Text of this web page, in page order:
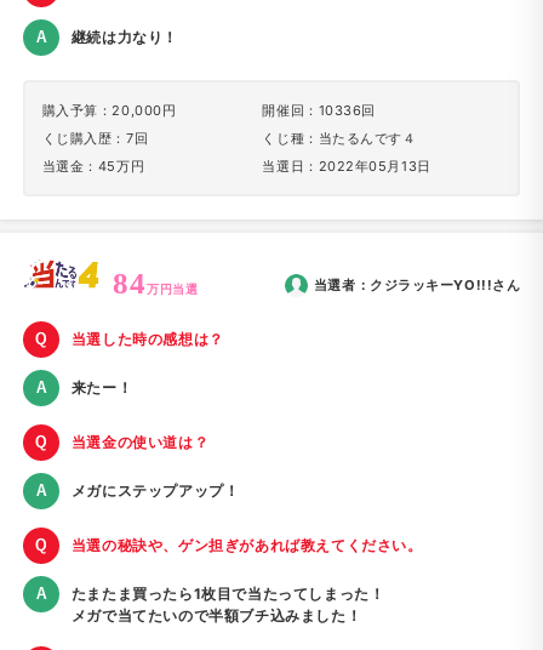
継続は力なり！
購入予算：20,000円
くじ購入歴：7回
当選金：45万円
開催回：10336回
くじ種：当たるんです４
当選日：2022年05月13日
84万円当選 当選者： クジラッキーYO!!!さん
当選した時の感想は？
来たー！
当選金の使い道は？
メガにステップアップ！
当選の秘訣や、ゲン担ぎがあれば教えてください。
たまたま買ったら1枚目で当たってしまった！
メガで当てたいので半額ブチ込みました！